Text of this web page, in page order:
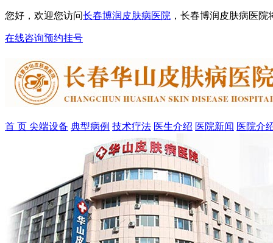
您好，欢迎您访问长春博润皮肤病医院 ，长春博润皮肤病医
在线咨询预约挂号
首 页 尖端设备 典型病例 技术疗法 医生介绍 医院新闻 医院介